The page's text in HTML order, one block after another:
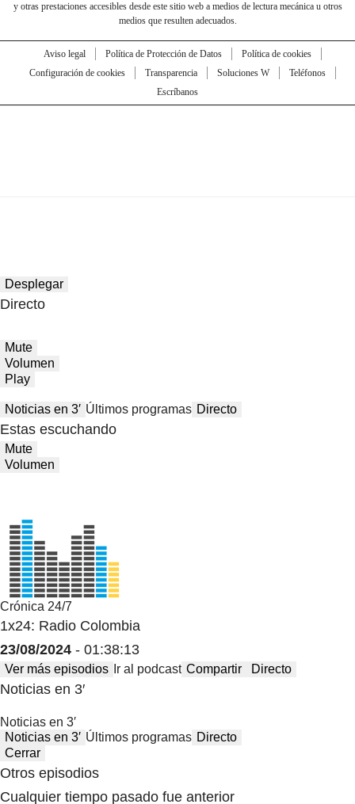
y otras prestaciones accesibles desde este sitio web a medios de lectura mecánica u otros
medios que resulten adecuados.
Aviso legal Política de Protección de Datos
Política de cookies
Configuración de cookies
Transparencia Soluciones W
Teléfonos
Escríbanos
Desplegar
Directo
Mute
Volumen
Play
Noticias en 3′ Últimos programas Directo
Estas escuchando
Mute
Volumen
Crónica 24/7
1x24: Radio Colombia
23/08/2024 - 01:38:13
Ver más episodios Ir al podcast Compartir Directo
Noticias en 3′
Noticias en 3′
Noticias en 3′ Últimos programas Directo
Cerrar
Otros episodios
Cualquier tiempo pasado fue anterior